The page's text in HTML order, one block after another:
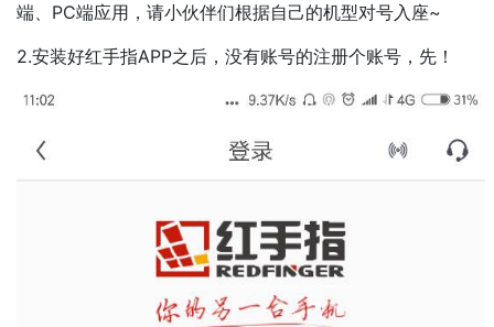
端、PC端应用，请小伙伴们根据自己的机型对号入座~
2.安装好红手指APP之后，没有账号的注册个账号，先！